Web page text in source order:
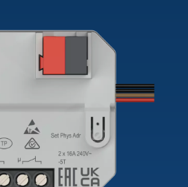
& Bewegungsmelder
OEM